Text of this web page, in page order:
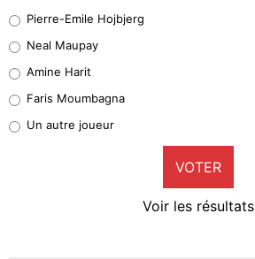
5%
1%
9%
Pierre-Emile Hojbjerg
Neal Maupay
Amine Harit
Faris Moumbagna
Un autre joueur
VOTER
Voir les résultats